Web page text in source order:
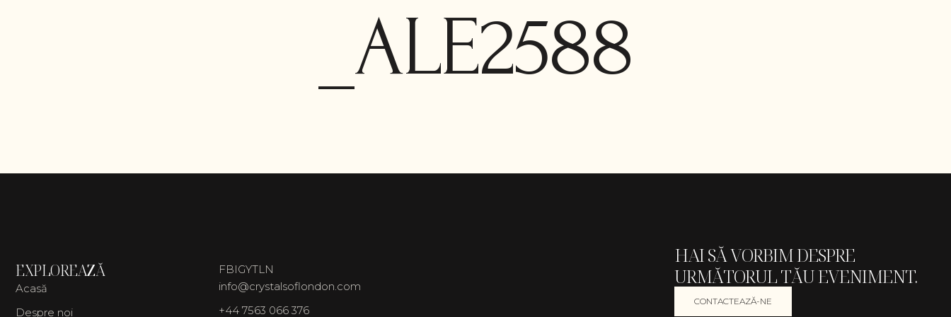
_ALE2588
EXPLOREAZĂ
Acasă
Despre noi
FBIGYTLN
info@crystalsoflondon.com
+44 7563 066 376
HAI SĂ VORBIM DESPRE
URMĂTORUL TĂU EVENIMENT.
CONTACTEAZĂ-NE